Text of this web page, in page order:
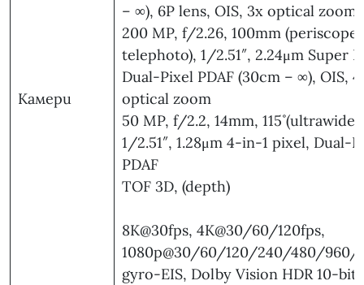
Камери
– ∞), 6P lens, OIS, 3x optical zoom
200 MP, f/2.26, 100mm (periscope
telephoto), 1/2.51″, 2.24μm Super
Dual-Pixel PDAF (30cm – ∞), OIS,
optical zoom
50 MP, f/2.2, 14mm, 115˚ (ultrawide),
1/2.51″, 1.28μm 4-in-1 pixel, Dual-
PDAF
TOF 3D, (depth)
8K@30fps, 4K@30/60/120fps,
1080p@30/60/120/240/480/960/
gyro-EIS, Dolby Vision HDR 10-bit